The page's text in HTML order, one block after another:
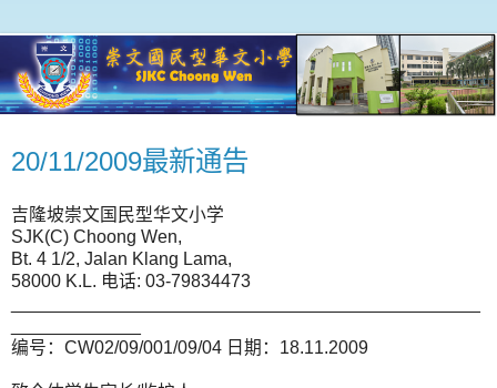
20/11/2009最新通告
吉隆坡崇文国民型华文小学
SJK(C) Choong Wen,
Bt. 4 1/2, Jalan Klang Lama,
58000 K.L. 电话: 03-79834473
编号：CW02/09/001/09/04 日期：18.11.2009